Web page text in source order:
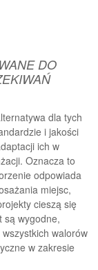
DO
dla tych
i jakości
ich w
Oznacza to
odpowiada
miejsc,
cieszą się
są wygodne,
walorów
w zakresie